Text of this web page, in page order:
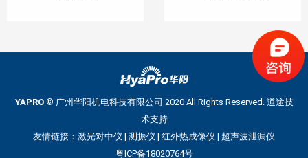
YAPRO© 广州华阳机电科技有限公司 2020 All Rights Reserved. 道途技
术支持
友情链接： 激光对中仪 | 测振仪 | 红外热成像仪 | 超声波泄漏仪
粤ICP备18020764号